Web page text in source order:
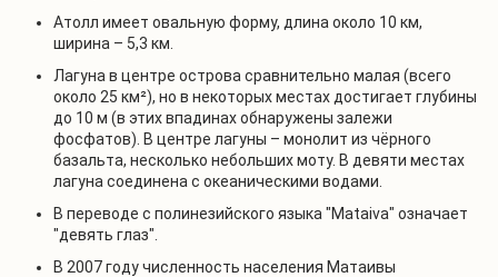
Атолл имеет овальную форму, длина около 10 км,
ширина – 5,3 км.
Лагуна в центре острова сравнительно малая (всего
около 25 км²), но в некоторых местах достигает глубины
до 10 м (в этих впадинах обнаружены залежи
фосфатов). В центре лагуны – монолит из чёрного
базальта, несколько небольших моту. В девяти местах
лагуна соединена с океаническими водами.
В переводе с полинезийского языка "Mataiva" означает
"девять глаз".
В 2007 году численность населения Матаивы